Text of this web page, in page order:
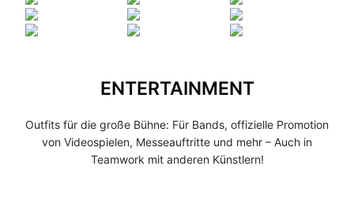
ENTERTAINMENT
Outfits für die große Bühne: Für Bands, offizielle Promotion
von Videospielen, Messeauftritte und mehr – Auch in
Teamwork mit anderen Künstlern!